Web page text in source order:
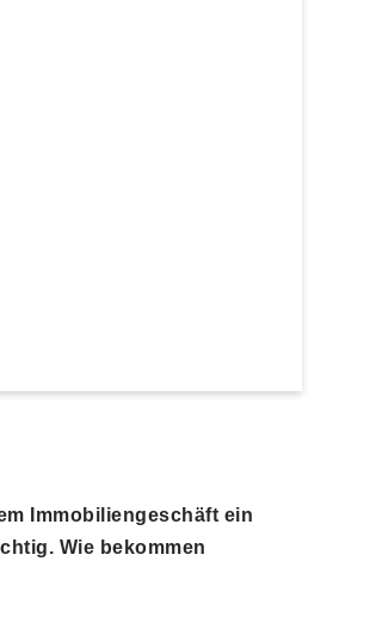
Immobiliengeschäft ein
Wie bekommen